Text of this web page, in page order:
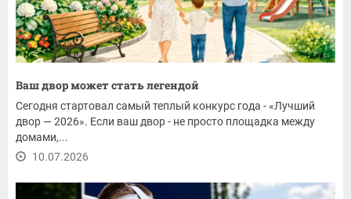
Ваш двор может стать легендой
Сегодня стартовал самый теплый конкурс года - «Лучший
двор — 2026». Если ваш двор - не просто площадка между
домами,...
10.07.2026